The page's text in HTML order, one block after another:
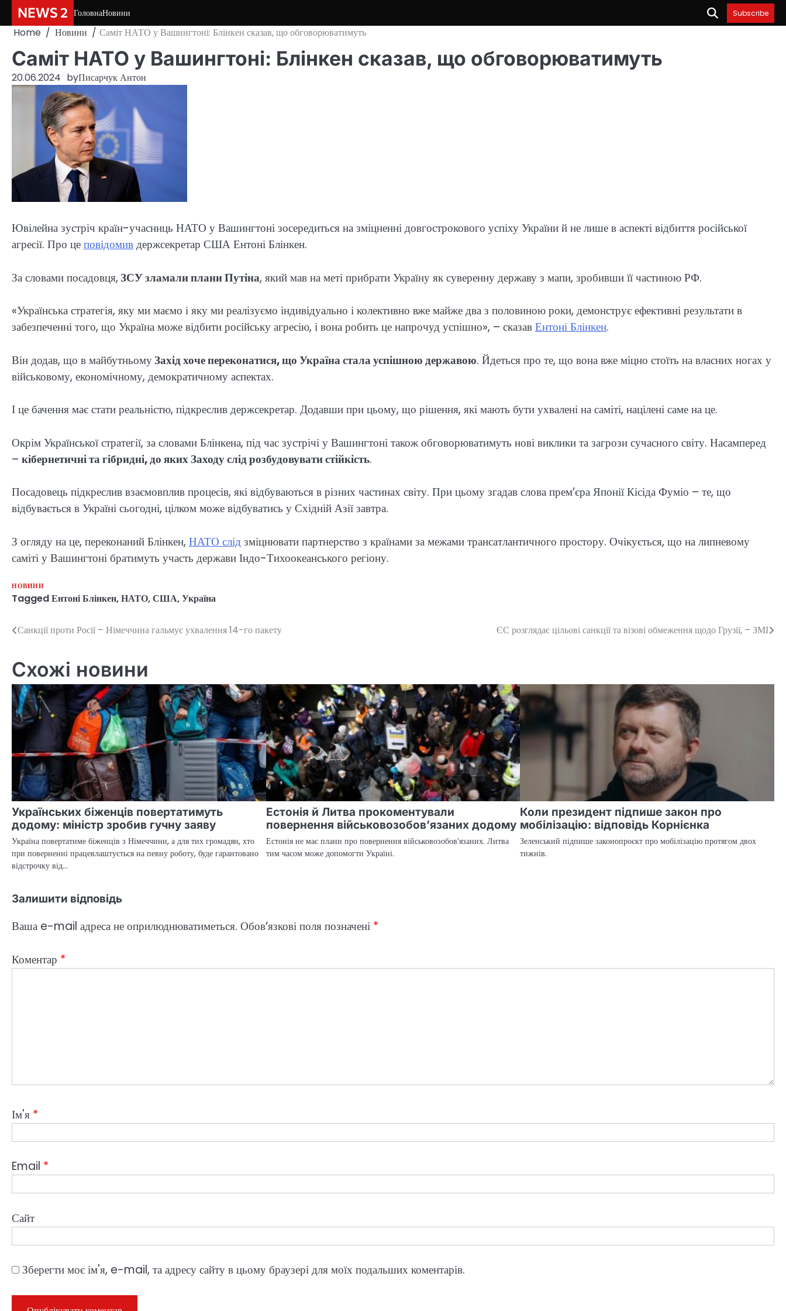
content
NEWS 2 ГоловнаНовини Subscribe
Home Новини Саміт НАТО у Вашингтоні: Блінкен сказав, що обговорюватимуть
Саміт НАТО у Вашингтоні: Блінкен сказав, що обговорюватимуть
20.06.2024 byПисарчук Антон
Ювілейна зустріч країн-учасниць НАТО у Вашингтоні зосередиться на зміцненні довгострокового успіху України й не лише в аспекті відбиття російської
агресії. Про цеповідомивдержсекретар США Ентоні Блінкен.
За словами посадовця, ЗСУ зламали плани Путіна, який мав на меті прибрати Україну як суверенну державу з мапи, зробивши її частиною РФ.
«Українська стратегія, яку ми маємо і яку ми реалізуємо індивідуально і колективно вже майже два з половиною роки, демонструє ефективні результати в
забезпеченні того, що Україна може відбити російську агресію, і вона робить це напрочуд успішно», – сказавЕнтоні Блінкен.
Він додав, що в майбутньомуЗахід хоче переконатися, що Україна стала успішною державою. Йдеться про те, що вона вже міцно стоїть на власних ногах у
військовому, економічному, демократичному аспектах.
І це бачення має стати реальністю, підкреслив держсекретар. Додавши при цьому, що рішення, які мають бути ухвалені на саміті, націлені саме на це.
Окрім Української стратегії, за словами Блінкена, під час зустрічі у Вашингтоні також обговорюватимуть нові виклики та загрози сучасного світу. Насамперед
– кібернетичні та гібридні, до яких Заходу слід розбудовувати стійкість.
Посадовець підкреслив взаємовплив процесів, які відбуваються в різних частинах світу. При цьому згадав слова прем’єра Японії Кісіда Фуміо – те, що
відбувається в Україні сьогодні, цілком може відбуватись у Східній Азії завтра.
З огляду на це, переконаний Блінкен, НАТО слідзміцнювати партнерство з країнами за межами трансатлантичного простору. Очікується, що на липневому
саміті у Вашингтоні братимуть участь держави Індо-Тихоокеанського регіону.
НОВИНИ
TaggedЕнтоні Блінкен,НАТО,США,Україна
Навігація
Санкції проти Росії – Німеччина гальмує ухвалення 14-го пакету ЄС розглядає цільові санкції та візові обмеження щодо Грузії, – ЗМІ
Схожі новини
Українських біженців повертатимуть
додому: міністр зробив гучну заяву
Україна повертатиме біженців з Німеччини, а для тих громадян, хто
при поверненні працевлаштується на певну роботу, буде гарантовано
відстрочку від…
Естонія й Литва прокоментували
повернення військовозобов’язаних додому
Естонія не має плани про повернення військовозобов’язаних. Литва
тим часом може допомогти Україні.
Коли президент підпише закон про
мобілізацію: відповідь Корнієнка
Зеленський підпише законопроєкт про мобілізацію протягом двох
тижнів.
Залишити відповідь
Ваша e-mail адреса не оприлюднюватиметься. Обов’язкові поля позначені *
Коментар *
Ім'я *
Email *
Сайт
Зберегти моє ім'я, e-mail, та адресу сайту в цьому браузері для моїх подальших коментарів.